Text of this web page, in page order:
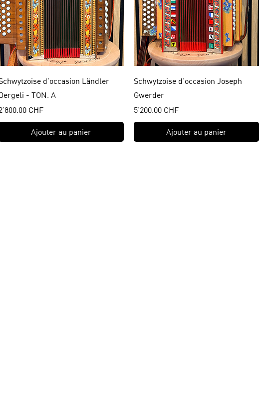
d'occasion Ländler
- TON. A
CHF
Ajouter au panier
Schwytzoise d'occasion Joseph
Gwerder
Prix
5'200.00 CHF
Ajouter au panier